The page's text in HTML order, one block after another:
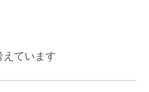
えています